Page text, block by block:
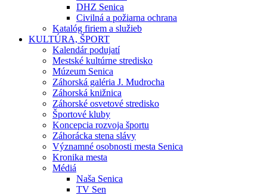
DHZ Senica
Civilná a požiarna ochrana
Katalóg firiem a služieb
KULTÚRA, ŠPORT
Kalendár podujatí
Mestské kultúrne stredisko
Múzeum Senica
Záhorská galéria J. Mudrocha
Záhorská knižnica
Záhorské osvetové stredisko
Športové kluby
Koncepcia rozvoja športu
Záhorácka stena slávy
Významné osobnosti mesta Senica
Kronika mesta
Médiá
Naša Senica
TV Sen